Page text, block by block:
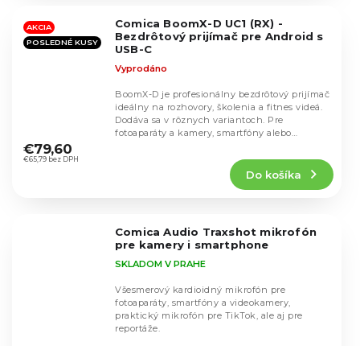
hviezdičiek.
AKCIA
POSLEDNÉ KUSY
Comica BoomX-D UC1 (RX) -
Bezdrôtový prijímač pre Android s
USB-C
hodnotenie
produktu
Vyprodáno
€65,79 bez DPH
€79,60
Do košíka
BoomX-D je profesionálny bezdrôtový prijímač
ideálny na rozhovory, školenia a fitnes videá.
Dodáva sa v rôznych variantoch. Pre
fotoaparáty a kamery, smartfóny alebo
Comica Audio Traxshot mikrofón
pre kamery i smartphone
SKLADOM V PRAHE
Všesmerový kardioidný mikrofón pre
fotoaparáty, smartfóny a videokamery,
praktický mikrofón pre TikTok, ale aj pre
reportáže.